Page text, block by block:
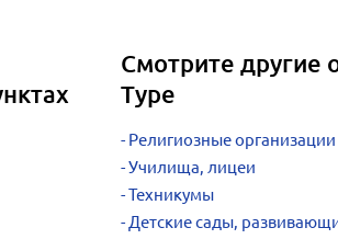
Смотрите другие
Туре
Религиозные организации
Училища, лицеи
Техникумы
Детские сады,